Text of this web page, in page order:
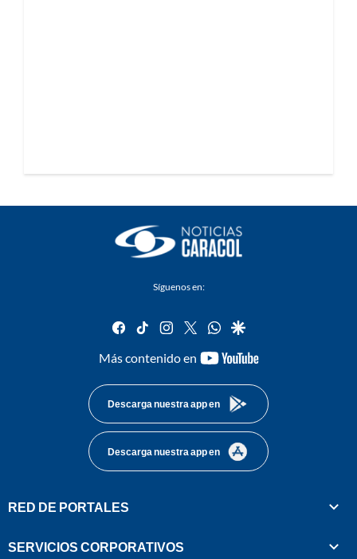
Síguenos en:
facebook
tiktok instagram
twitterwhatsapp
google
Más contenido en
youtube-
Descarga nuestra app en
Descarga nuestra app en
RED DE PORTALES
SERVICIOS CORPORATIVOS